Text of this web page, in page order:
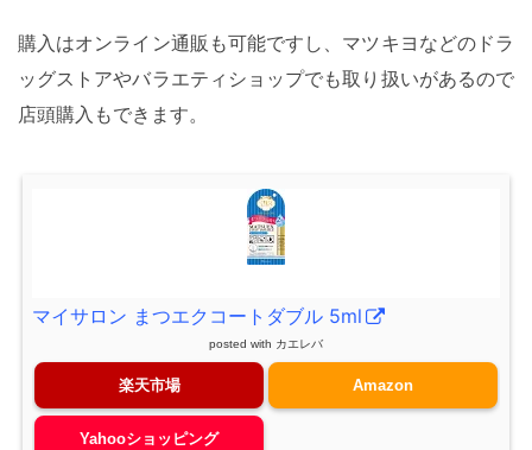
購入はオンライン通販も可能ですし、マツキヨなどのドラ
ッグストアやバラエティショップでも取り扱いがあるので
店頭購入もできます。
マイサロン まつエクコートダブル 5ml
posted with カエレバ
楽天市場 Amazon
Yahooショッピング